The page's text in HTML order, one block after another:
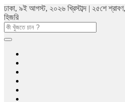
ঢাকা, ৯ই আগস্ট, ২০২৬ খ্রিস্টাব্দ | ২৫শে
হিজরি